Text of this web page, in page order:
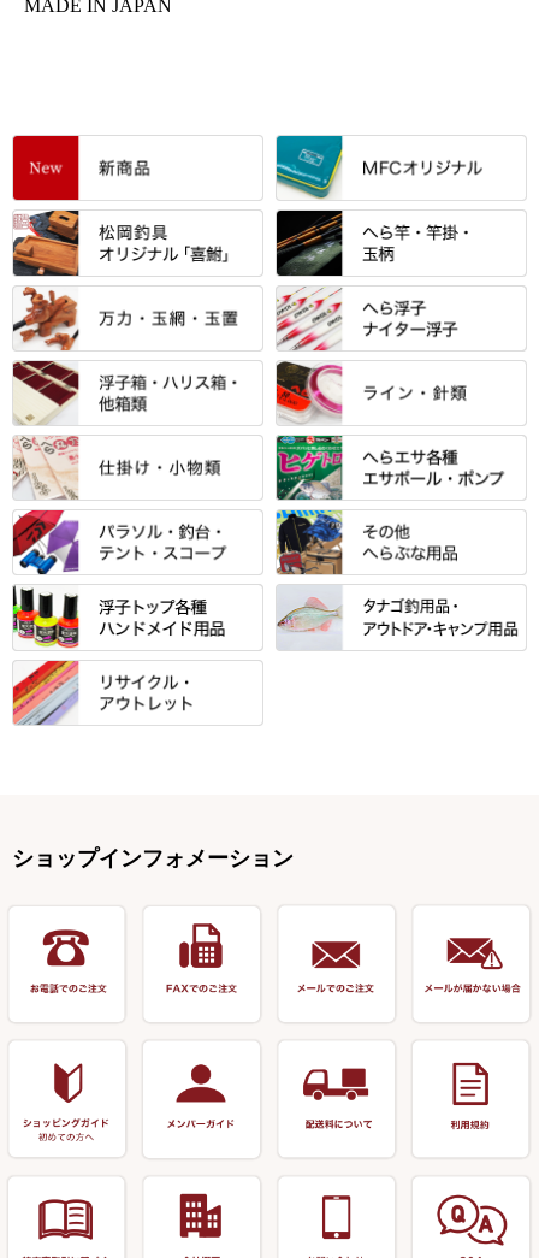
MADE IN JAPAN
すべて
「雅（みやび）」シリーズ・エ
ントＰＬＵＳシリーズ
エントラント・ＳＰＷシリーズ
スモールクロコダイルシリーズ
エクセーヌ・スエードシリーズ
バッグ・小物ケース・ワッペン
クッション・シート・スカー
ト・エプロン
保護ケース
アクリルシリーズ・アクセサリ
すべて
「至高」シリーズ
万力付お膳
クワセ皿・コブ皿・角皿
浮子筒・浮子箱・ハリス箱・玉
ノ柄スタンド
小物箱・うどん箱・うどん皿
ハサミケース
カウンター
針外し・糸ほどき
すべて
シマノ
ダイワ
がまかつ
サクラ・NISSIN・合成竿・他
光竹作 カーボン竿掛・玉ノ柄
匠絆・かちどき・旋（めぐ
る）・千望・千尋・悠月・その
他
すべて
当店オリジナル「勝俊」作
光竹 製品
松村作（万力）
松村作（先受・その他）
万久作
岐山 製品
逍遥（しょうよう）
玉網（高級品）
替網・仕付糸
玉置（高級品）
万力付お膳・うどん皿
先受・メスネジ・その他
すべて
忠相・一志
昴 ・TOMO
りきや ・ 大祐
心也・士天・狂鬼
伊吹 ・ SATTO
KEN∑HI【ケンシ】
すべて
金鯱 シリーズ
浮子箱
浮子立て・浮子筒
ハリスケース
仕掛箱・小物箱
ハリスメジャー系
すべて
東レ・ラーヂ
サンライン ・ ダン
鬼掛・MARUTO
すべて
ウキ止めストッパー・糸・チュ
ーブ
ウキゴム 遊動式
松葉仕掛用
底取りアイテム
ハサミ
すべて
マルキュー 麩系
マルキュー その他
ポンプ絞り器・ポンプ類
すべて
パラソル
テント
リーズ
釣台 釣宝・その他
すべて
バック＆ロッドケース
偏光サングラス
小物ケース・保護ケース
防寒コーナー
すべて
浮子用素材
塗料用 筆
装飾品
リサイクル 竹竿（～19,999円）
リサイクル 竹竿（深山）
リサイクル 浮子
リサイクル 玉網・玉置・フラ
リサイクル 浮子箱・浮子筒・
アウトレット商品
ショップインフォメーション